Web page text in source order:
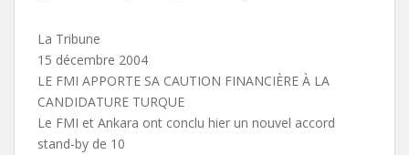
La Tribune
15 décembre 2004
LE FMI APPORTE SA CAUTION FINANCIÈRE À LA
CANDIDATURE TURQUE
Le FMI et Ankara ont conclu hier un nouvel accord
stand-by de 10